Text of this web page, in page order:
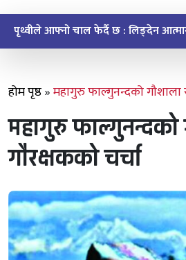
ऐतिहासिक मुइ चक्मा सेवाको सन्देश र
होम पृष्ठ»महागुरु फाल्गुनन्दको गौशाला
महागुरु फाल्गुनन्दको
गौरक्षकको चर्चा